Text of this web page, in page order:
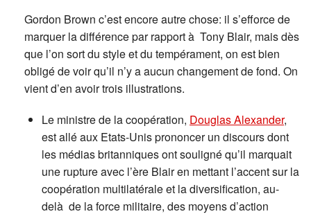
Gordon Brown c’est encore autre chose: il s’efforce de
marquer la différence par rapport à Tony Blair, mais dès
que l’on sort du style et du tempérament, on est bien
obligé de voir qu’il n’y a aucun changement de fond. On
vient d’en avoir trois illustrations.
Le ministre de la coopération, Douglas Alexander,
est allé aux Etats-Unis prononcer un discours dont
les médias britanniques ont souligné qu’il marquait
une rupture avec l’ère Blair en mettant l’accent sur la
coopération multilatérale et la diversification, au-
delà de la force militaire, des moyens d’action